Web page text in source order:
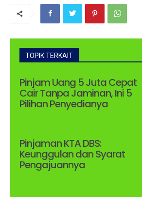
TOPIK TERKAIT
Pinjam Uang 5 Juta Cepat
Cair Tanpa Jaminan, Ini 5
Pilihan Penyedianya
Pinjaman KTA DBS:
Keunggulan dan Syarat
Pengajuannya